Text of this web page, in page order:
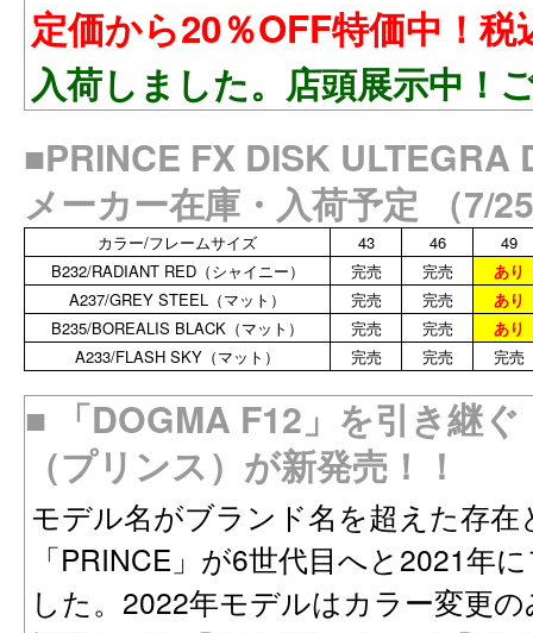
定価から20％OFF特価中！
入荷しました。店頭展示中！
■PRINCE FX DISK ULTEGRA
メーカー在庫・入荷予定
（7/
カラー/フレームサイズ 43 46
49
B232/RADIANT RED（シャイニー）
完売 完売
あり
A237/GREY STEEL（マット）
完売 完売
あり
B235/BOREALIS BLACK（マット）
完売 完売
あり
A233/FLASH SKY（マット）
完売 完売 完売
■
「DOGMA F12」を引き継
（プリンス）が新発売！！
モデル名がブランド名を超えた存在
「PRINCE」が6世代目へと2021年
した。2022年モデルはカラー変更